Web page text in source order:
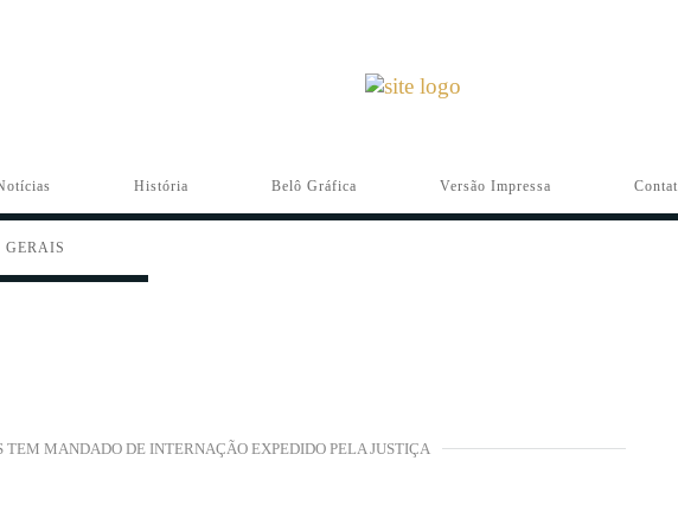
História Belô Gráfica Versão Impressa
TEM MANDADO DE INTERNAÇÃO EXPEDIDO PELA JUSTIÇA